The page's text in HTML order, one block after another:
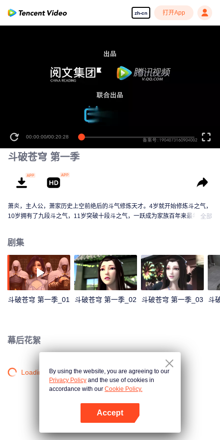
zh-cn 打开App
00:00:00/00:20:28
斗破苍穹 第一季
萧炎，主人公，萧家历史上空前绝后的斗气修炼天才。4岁就开始修炼斗之气，
10岁拥有了九段斗之气，11岁突破十段斗之气，一跃成为家族百年来最年轻的
即将绝望的时候，一缕幽魂从他手上的戒指里浮现，一扇全新的大门在面前开
启！萧炎重新成为家族年轻一辈中的佼佼者，受到众人的仰慕，他却不满足于
此。为了一雪退婚带来的耻辱，萧炎来到了魔兽山脉，在药老的帮助下，进一
步提升自己的修炼级别……
全部
剧集
斗破苍穹 第一季_01 斗破苍穹 第一季_02 斗破苍穹 第一季_03 斗
幕后花絮
Loading…By using the website, you are agreeing to our
Privacy Policy and the use of cookies in
accordance with our Cookie Policy.
Accept